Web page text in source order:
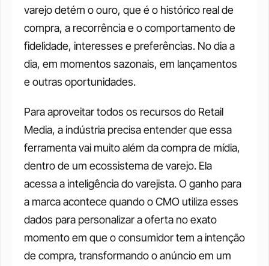
varejo detém o ouro, que é o histórico real de
compra, a recorrência e o comportamento de
fidelidade, interesses e preferências. No dia a
dia, em momentos sazonais, em lançamentos
e outras oportunidades.
Para aproveitar todos os recursos do Retail
Media, a indústria precisa entender que essa
ferramenta vai muito além da compra de mídia,
dentro de um ecossistema de varejo. Ela
acessa a inteligência do varejista. O ganho para
a marca acontece quando o CMO utiliza esses
dados para personalizar a oferta no exato
momento em que o consumidor tem a intenção
de compra, transformando o anúncio em um